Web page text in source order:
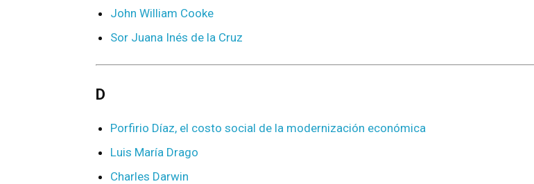
John William Cooke
Sor Juana Inés de la Cruz
D
Porfirio Díaz, el costo social de la modernización económica
Luis María Drago
Charles Darwin